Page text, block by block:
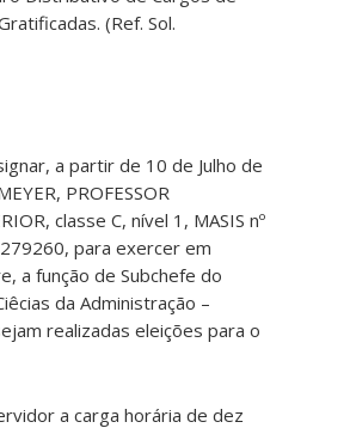
(Ref. Sol.
a partir de 10 de Julho de
PROFESSOR
classe C, nível 1, MASIS nº
para exercer em
a função de Subchefe do
da Administração –
realizadas eleições para o
a carga horária de dez